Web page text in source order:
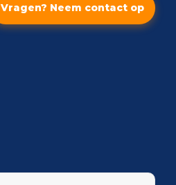
Vragen? Neem contact op